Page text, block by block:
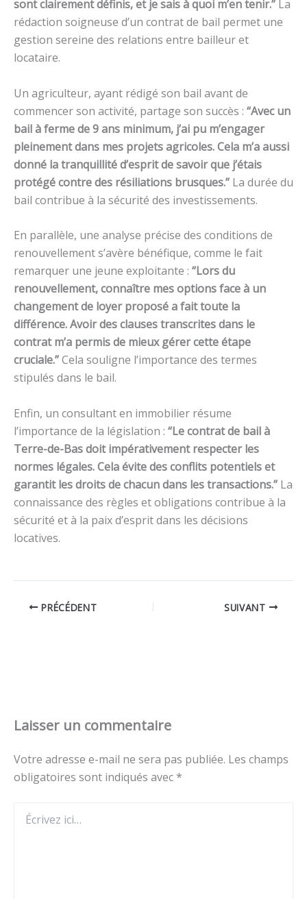
sont clairement définis, et je sais à quoi m’en tenir.” La
rédaction soigneuse d’un contrat de bail permet une
gestion sereine des relations entre bailleur et
locataire.
Un agriculteur, ayant rédigé son bail avant de
commencer son activité, partage son succès : “Avec un
bail à ferme de 9 ans minimum, j’ai pu m’engager
pleinement dans mes projets agricoles. Cela m’a aussi
donné la tranquillité d’esprit de savoir que j’étais
protégé contre des résiliations brusques.” La durée du
bail contribue à la sécurité des investissements.
En parallèle, une analyse précise des conditions de
renouvellement s’avère bénéfique, comme le fait
remarquer une jeune exploitante : “Lors du
renouvellement, connaître mes options face à un
changement de loyer proposé a fait toute la
différence. Avoir des clauses transcrites dans le
contrat m’a permis de mieux gérer cette étape
cruciale.”Cela souligne l’importance des termes
stipulés dans le bail.
Enfin, un consultant en immobilier résume
l’importance de la législation : “Le contrat de bail à
Terre-de-Bas doit impérativement respecter les
normes légales. Cela évite des conflits potentiels et
garantit les droits de chacun dans les transactions.” La
connaissance des règles et obligations contribue à la
sécurité et à la paix d’esprit dans les décisions
locatives.
PRÉCÉDENT SUIVANT
Laisser un commentaire
Votre adresse e-mail ne sera pas publiée. Les champs
obligatoires sont indiqués avec *
ici…